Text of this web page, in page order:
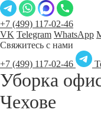
+7 (499) 117-02-46
VK Telegram WhatsApp
Свяжитесь с нами
+7 (499) 117-02-46
Уборка
Чехове